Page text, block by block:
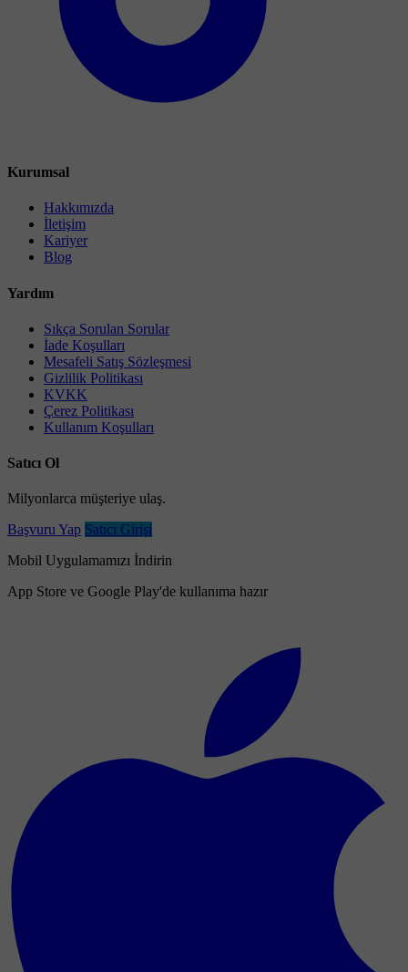
Kurumsal
Hakkımızda
İletişim
Kariyer
Blog
Yardım
Sıkça Sorulan Sorular
İade Koşulları
Mesafeli Satış Sözleşmesi
Gizlilik Politikası
KVKK
Çerez Politikası
Kullanım Koşulları
Satıcı Ol
Milyonlarca müşteriye ulaş.
Başvuru Yap Satıcı Girişi
Mobil Uygulamamızı İndirin
App Store ve Google Play'de kullanıma hazır